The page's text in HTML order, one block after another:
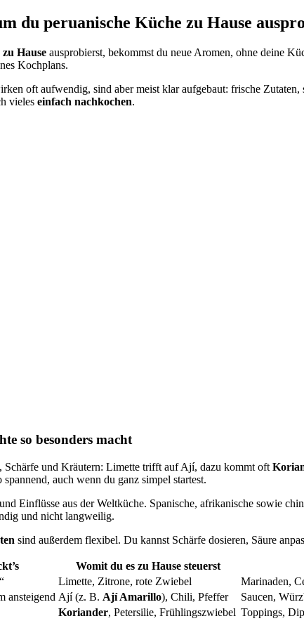
du peruanische Küche zu Hause
zu Hause ausprobierst, bekommst du neue Aromen, ohne deine
Kochplans.
oft aufwendig, sind aber meist klar aufgebaut: frische
vieles einfach nachkochen.
so besonders macht
Schärfe und Kräutern: Limette trifft auf Ají, dazu kommt oft
spannend, auch wenn du ganz simpel startest.
Einflüsse aus der Weltküche. Spanische, afrikanische sowie
und nicht langweilig.
sind außerdem flexibel. Du kannst Schärfe dosieren, Säure
Womit du es zu Hause steuerst
Limette, Zitrone, rote Zwiebel
Marinaden,
ansteigend Ají (z. B. Ají Amarillo), Chili, Pfeffer
Saucen,
Koriander, Petersilie, Frühlingszwiebel Toppings,